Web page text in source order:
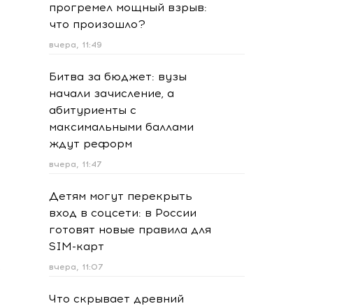
прогремел мощный взрыв:
что произошло?
вчера, 11:49
Битва за бюджет: вузы
начали зачисление, а
абитуриенты с
максимальными баллами
ждут реформ
вчера, 11:47
Детям могут перекрыть
вход в соцсети: в России
готовят новые правила для
SIM-карт
вчера, 11:07
Что скрывает древний